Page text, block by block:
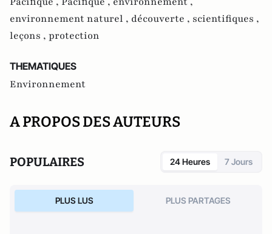
environnement naturel , découverte , scientifiques ,
leçons , protection
THEMATIQUES
Environnement
A PROPOS DES AUTEURS
POPULAIRES 24 Heures 7 Jours
PLUS LUS PLUS PARTAGES